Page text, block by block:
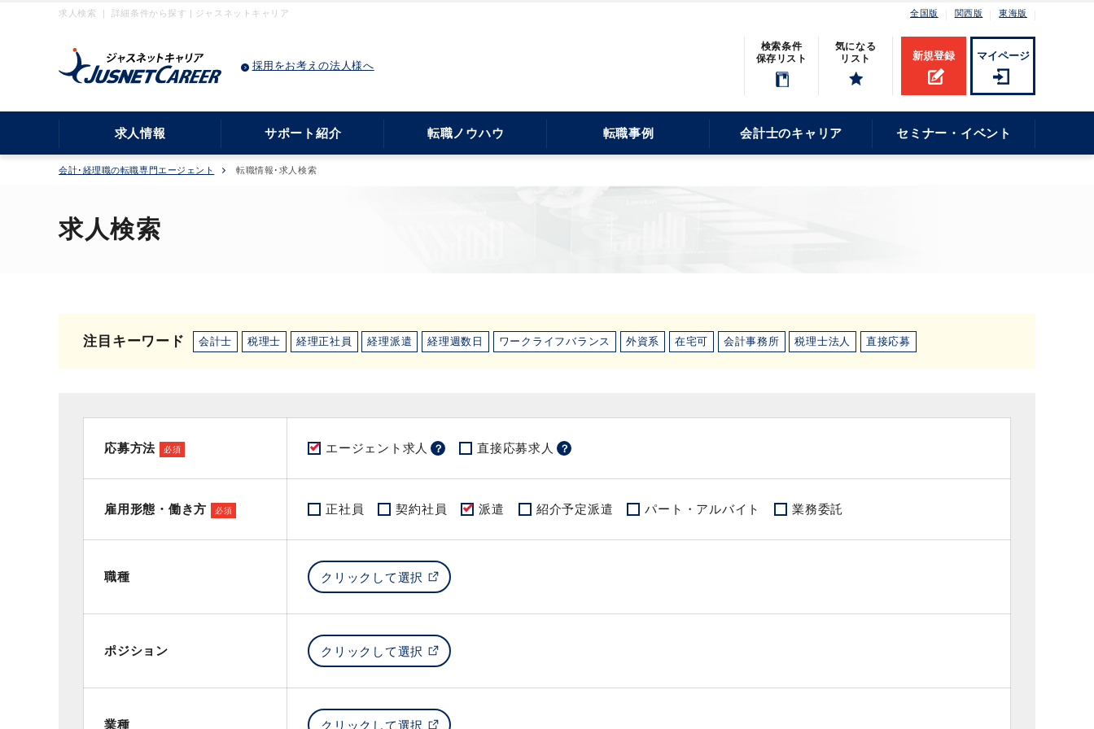
求人検索 ｜ 詳細条件から探す | ジャスネットキャリア 全国版 関西版 東海版
採用をお考えの法人様へ
検索条件
保存リスト
気になる
リスト
新規登録 マイページ
求人情報 サポート紹介 転職ノウハウ 転職事例 会計士のキャリア セミナー・イベント
会計･経理職の転職専門エージェント 転職情報･求人検索
求人検索
注目キーワード 会計士 税理士 経理正社員 経理派遣 経理週数日 ワークライフバランス 外資系 在宅可 会計事務所 税理士法人 直接応募
応募方法 必須 エージェント求人 ？ 直接応募求人 ？
雇用形態・働き方 必須 正社員 契約社員 派遣 紹介予定派遣 パート・アルバイト 業務委託
職種
ポジション
業種